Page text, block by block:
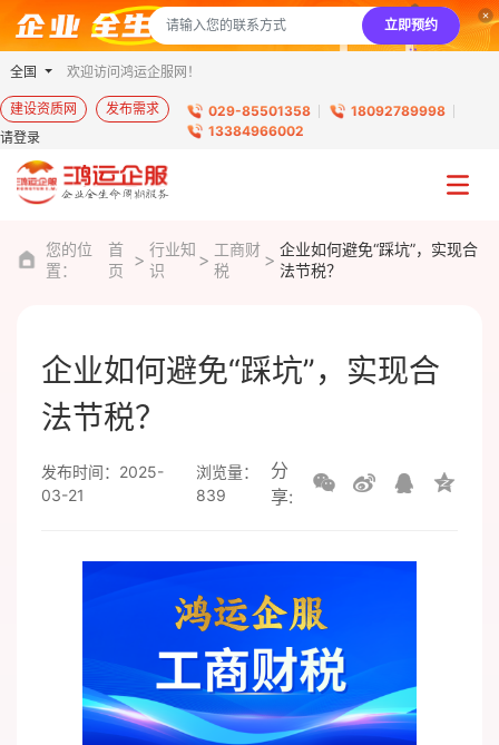
立即预约
全国 欢迎访问鸿运企服网！
建设资质网
发布需求
请登录
029-85501358
18092789998
13384966002
您的位
置：
首
页
行业知
识
工商财
税
企业如何避免“踩坑”，实现合
法节税？
企业如何避免“踩坑”，实现合
法节税？
发布时间：2025-
03-21
浏览量：
839
分
享: